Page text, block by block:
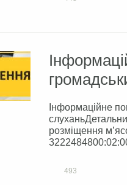
Інформаційне
розміщення
493